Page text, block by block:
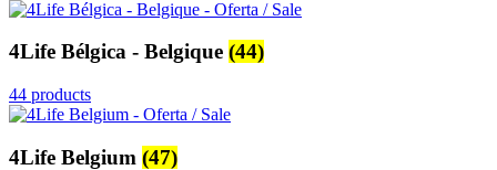
4Life Bélgica - Belgique (44)
44 products
4Life Belgium (47)